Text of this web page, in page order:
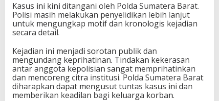
Kasus ini kini ditangani oleh Polda Sumatera Barat.
Polisi masih melakukan penyelidikan lebih lanjut
untuk mengungkap motif dan kronologis kejadian
secara detail.
Kejadian ini menjadi sorotan publik dan
mengundang keprihatinan. Tindakan kekerasan
antar anggota kepolisian sangat memprihatinkan
dan mencoreng citra institusi. Polda Sumatera Barat
diharapkan dapat mengusut tuntas kasus ini dan
memberikan keadilan bagi keluarga korban.